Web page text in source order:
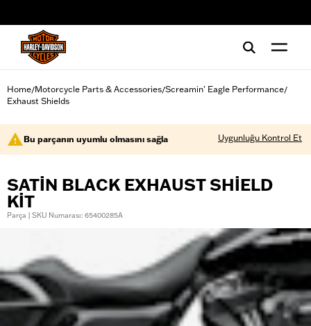
Home/Motorcycle Parts & Accessories/Screamin' Eagle Performance/
Exhaust Shields
Bu parçanın uyumlu olmasını sağla Uygunluğu Kontrol Et
SATIN BLACK EXHAUST SHIELD
KIT
Parça | SKU Numarası: 65400285A